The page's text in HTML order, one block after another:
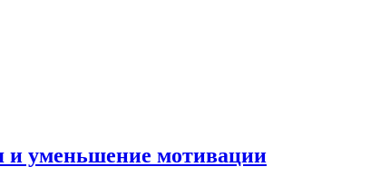
и уменьшение мотивации